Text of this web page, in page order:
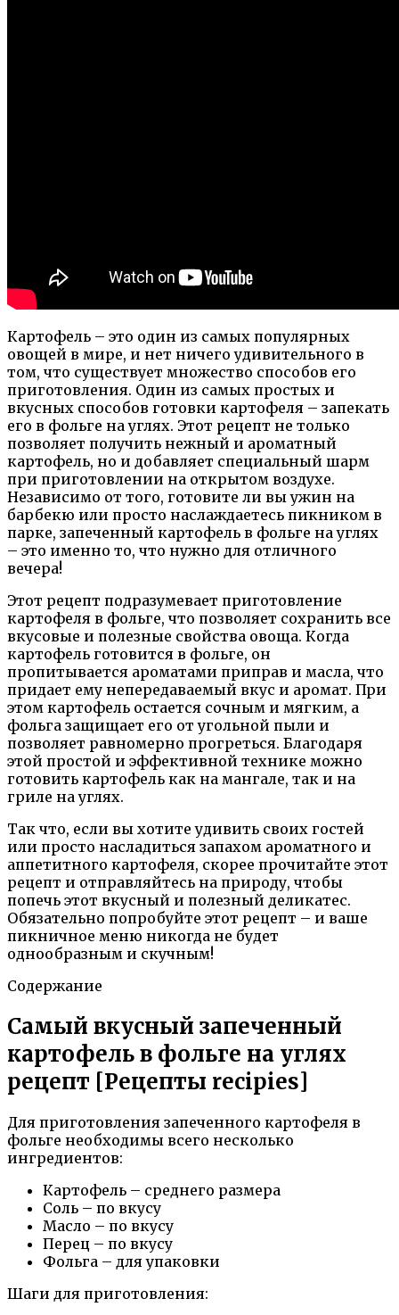
Картофель – это один из самых популярных
овощей в мире, и нет ничего удивительного в
том, что существует множество способов его
приготовления. Один из самых простых и
вкусных способов готовки картофеля – запекать
его в фольге на углях. Этот рецепт не только
позволяет получить нежный и ароматный
картофель, но и добавляет специальный шарм
при приготовлении на открытом воздухе.
Независимо от того, готовите ли вы ужин на
барбекю или просто наслаждаетесь пикником в
парке, запеченный картофель в фольге на углях
– это именно то, что нужно для отличного
вечера!
Этот рецепт подразумевает приготовление
картофеля в фольге, что позволяет сохранить все
вкусовые и полезные свойства овоща. Когда
картофель готовится в фольге, он
пропитывается ароматами приправ и масла, что
придает ему непередаваемый вкус и аромат. При
этом картофель остается сочным и мягким, а
фольга защищает его от угольной пыли и
позволяет равномерно прогреться. Благодаря
этой простой и эффективной технике можно
готовить картофель как на мангале, так и на
гриле на углях.
Так что, если вы хотите удивить своих гостей
или просто насладиться запахом ароматного и
аппетитного картофеля, скорее прочитайте этот
рецепт и отправляйтесь на природу, чтобы
попечь этот вкусный и полезный деликатес.
Обязательно попробуйте этот рецепт – и ваше
пикничное меню никогда не будет
однообразным и скучным!
Содержание
Самый вкусный запеченный
картофель в фольге на углях
рецепт [Рецепты recipies]
Для приготовления запеченного картофеля в
фольге необходимы всего несколько
ингредиентов:
Картофель – среднего размера
Соль – по вкусу
Масло – по вкусу
Перец – по вкусу
Фольга – для упаковки
Шаги для приготовления: